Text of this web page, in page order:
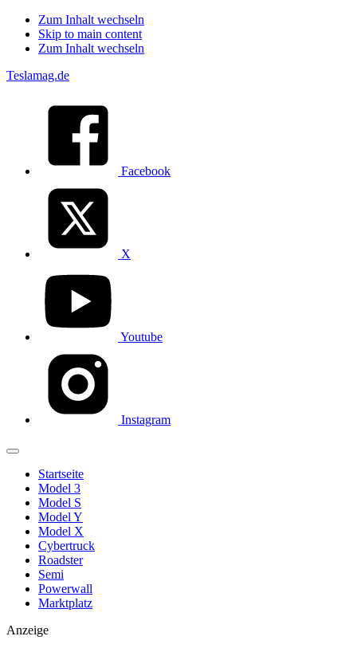
Zum Inhalt wechseln
Skip to main content
Zum Inhalt wechseln
Teslamag.de
Facebook
X
Youtube
Instagram
Startseite
Model 3
Model S
Model Y
Model X
Cybertruck
Roadster
Semi
Powerwall
Marktplatz
Anzeige